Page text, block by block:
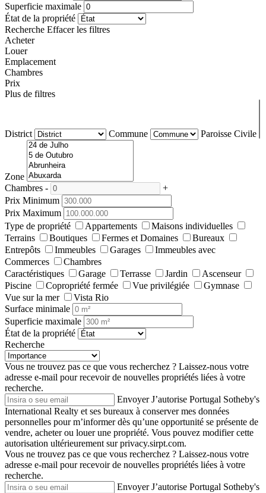
Superficie maximale
État de la propriété
Recherche Effacer les filtres
Acheter
Louer
Emplacement
Chambres
Prix
Plus de filtres
District Commune Paroisse Civile
Zone
Chambres -
+
Prix Minimum
Prix Maximum
Type de propriété
Appartements
Maisons individuelles
Terrains
Boutiques Fermes et Domaines
Bureaux
Entrepôts
Immeubles Garages
Immeubles avec
Commerces
Chambres
Caractéristiques
Garage Terrasse Jardin
Ascenseur
Piscine
Copropriété fermée Vue privilégiée
Gymnase
Vue sur la mer
Vista Rio
Surface minimale
Superficie maximale
État de la propriété
Recherche
Vous ne trouvez pas ce que vous recherchez ? Laissez-nous votre
adresse e-mail pour recevoir de nouvelles propriétés liées à votre
recherche.
Envoyer J’autorise Portugal Sotheby's
International Realty et ses bureaux à conserver mes données
personnelles pour m’informer dès qu’une opportunité se présente de
vendre, acheter ou louer une propriété. Vous pouvez modifier cette
autorisation ultérieurement sur privacy.sirpt.com.
Vous ne trouvez pas ce que vous recherchez ? Laissez-nous votre
adresse e-mail pour recevoir de nouvelles propriétés liées à votre
recherche.
Envoyer J’autorise Portugal Sotheby's